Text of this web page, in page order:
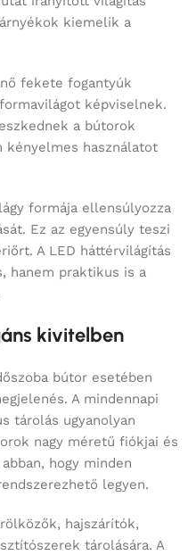
kiemelik a
fekete fogantyúk
képviselnek.
a bútorok
kényelmes használatot
formája ellensúlyozza
Ez az egyensúly teszi
A LED háttérvilágítás
hanem praktikus is a
kivitelben
bútor esetében
A mindennapi
tárolás ugyanolyan
nagy méretű fiókjai és
hogy minden
legyen.
hajszárítók,
tárolására. A